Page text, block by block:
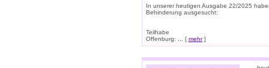
In unserer heutigen Ausgabe 22/2025
Behinderung ausgesucht:
Teilhabe
Offenburg: ... [ mehr]